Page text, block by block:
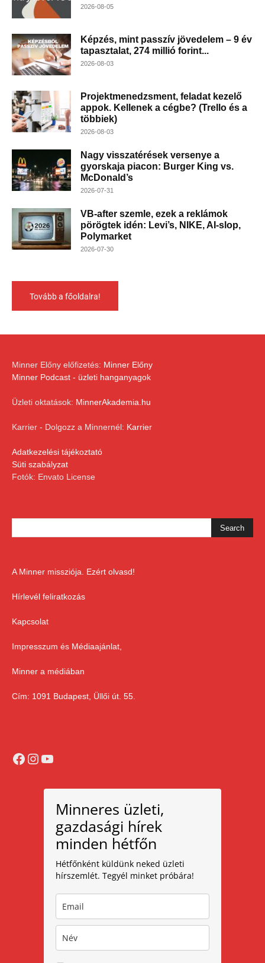
2026-08-05
Képzés, mint passzív jövedelem – 9 év
tapasztalat, 274 millió forint...
2026-08-03
Projektmenedzsment, feladat kezelő
appok. Kellenek a cégbe? (Trello és a
többiek)
2026-08-03
Nagy visszatérések versenye a
gyorskaja piacon: Burger King vs.
McDonald’s
2026-07-31
VB-after szemle, ezek a reklámok
pörögtek idén: Levi’s, NIKE, AI-slop,
Polymarket
2026-07-30
Tovább a főoldalra!
Minner Előny előfizetés: Minner Előny
Minner Podcast - üzleti hanganyagok
Üzleti oktatások: MinnerAkademia.hu
Karrier - Dolgozz a Minnernél: Karrier
Adatkezelési tájékoztató
Süti szabályzat
Fotók: Envato License
A Minner missziója. Ezért olvasd!
Hírlevél feliratkozás
Kapcsolat
Impresszum és Médiaajánlat,
Minner a médiában
Cím: 1091 Budapest, Üllői út. 55.
Facebook
Instagram
YouTube
Minneres üzleti,
gazdasági hírek
minden hétfőn
Hétfőnként küldünk neked üzleti
hírszemlét. Tegyél minket próbára!